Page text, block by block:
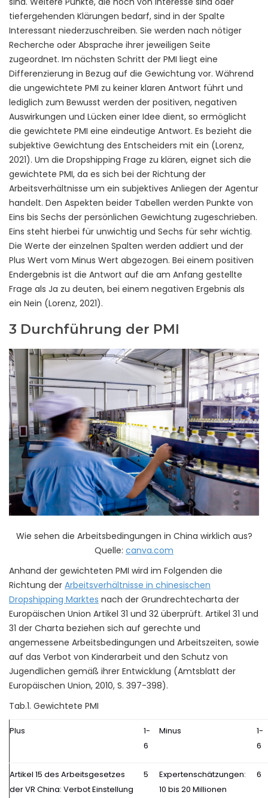
tiefergehenden Klärungen bedarf, sind in der Spalte
Interessant niederzuschreiben. Sie werden nach nötiger
Recherche oder Absprache ihrer jeweiligen Seite
zugeordnet. Im nächsten Schritt der PMI liegt eine
Differenzierung in Bezug auf die Gewichtung vor. Während
die ungewichtete PMI zu keiner klaren Antwort führt und
lediglich zum Bewusst werden der positiven, negativen
Auswirkungen und Lücken einer Idee dient, so ermöglicht
die gewichtete PMI eine eindeutige Antwort. Es bezieht die
subjektive Gewichtung des Entscheiders mit ein (Lorenz,
2021). Um die Dropshipping Frage zu klären, eignet sich die
gewichtete PMI, da es sich bei der Richtung der
Arbeitsverhältnisse um ein subjektives Anliegen der Agentur
handelt. Den Aspekten beider Tabellen werden Punkte von
Eins bis Sechs der persönlichen Gewichtung zugeschrieben.
Eins steht hierbei für unwichtig und Sechs für sehr wichtig.
Die Werte der einzelnen Spalten werden addiert und der
Plus Wert vom Minus Wert abgezogen. Bei einem positiven
Endergebnis ist die Antwort auf die am Anfang gestellte
Frage als Ja zu deuten, bei einem negativen Ergebnis als
ein Nein (Lorenz, 2021).
3 Durchführung der PMI
Wie sehen die Arbeitsbedingungen in China wirklich aus?
Quelle: canva.com
Anhand der gewichteten PMI wird im Folgenden die
Richtung der Arbeitsverhältnisse in chinesischen
Dropshipping Marktes nach der Grundrechtecharta der
Europäischen Union Artikel 31 und 32 überprüft. Artikel 31 und
31 der Charta beziehen sich auf gerechte und
angemessene Arbeitsbedingungen und Arbeitszeiten, sowie
auf das Verbot von Kinderarbeit und den Schutz von
Jugendlichen gemäß ihrer Entwicklung (Amtsblatt der
Europäischen Union, 2010, S. 397-398).
Tab.1. Gewichtete PMI
Plus
1-
6
Minus
1-
6
Artikel 15 des Arbeitsgesetzes
der VR China: Verbot Einstellung
5
Expertenschätzungen:
10 bis 20 Millionen
6